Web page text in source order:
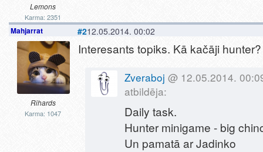
Lemons
Karma: 2351
Mahjarrat
Rihards
Karma: 1047
#212.05.2014. 00:02
Interesants topiks. Kā kačāji hunter?
Zveraboj @ 12.05.2014.
atbildēja:
Daily task.
Hunter minigame - big
Un pamatā ar Jadinko